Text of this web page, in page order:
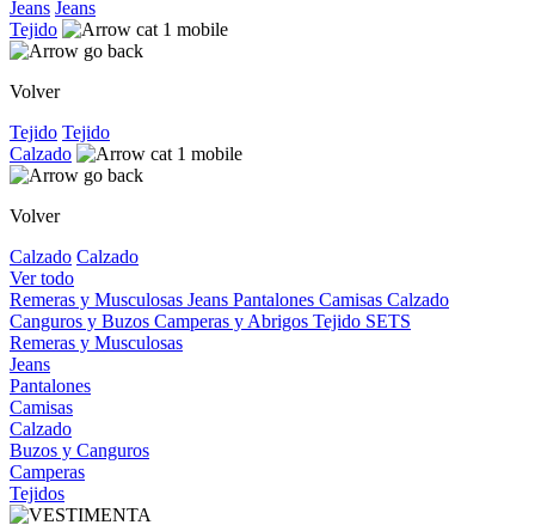
Jeans Jeans
Tejido
Volver
Tejido Tejido
Calzado
Volver
Calzado Calzado
Ver todo
Remeras y Musculosas Jeans Pantalones Camisas Calzado
Canguros y Buzos Camperas y Abrigos Tejido SETS
Remeras y Musculosas
Jeans
Pantalones
Camisas
Calzado
Buzos y Canguros
Camperas
Tejidos